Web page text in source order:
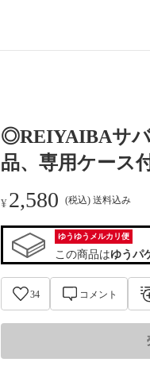
◎REIYAIBAサ
品、専用ケース
¥ 2,580 (税込) 送料込み
ゆうゆうメルカリ便
この商品はゆうパ
34 コメント